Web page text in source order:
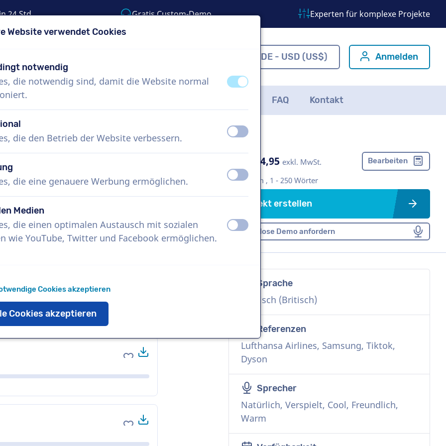
24 Std. Gratis Custom-Demo Experten für komplexe Projekte
DE - USD (US$) Anmelden
FAQ Kontakt
US$ 304,95 exkl. MwSt. Bearbeiten
Imagefilm , 1 - 250 Wörter
Projekt erstellen
Kostenlose Demo anfordern
Sprache
Englisch (Britisch)
Referenzen
Lufthansa Airlines, Samsung, Tiktok,
Dyson
Sprecher
Natürlich, Verspielt, Cool, Freundlich,
Warm
Zu Favoriten hinzufügen
Zu Favoriten hinzufügen
Website verwendet Cookies
notwendig
die notwendig sind, damit die Website normal
aus
an
die den Betrieb der Website verbessern. ausan
die eine genauere Werbung ermöglichen. ausan
Medien
die einen optimalen Austausch mit sozialen
wie YouTube, Twitter und Facebook ermöglichen.
ausan
Cookies akzeptieren
Cookies akzeptieren